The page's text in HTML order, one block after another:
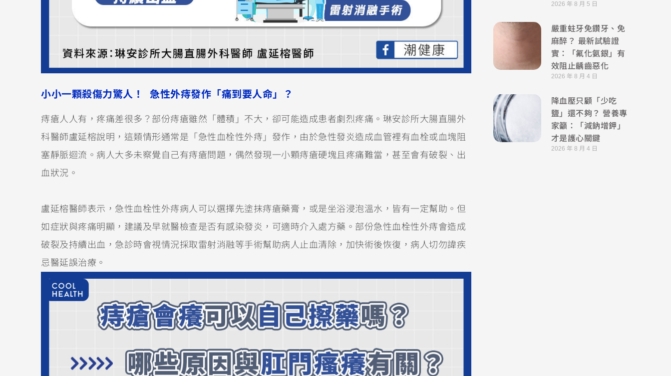
小小一顆殺傷力驚人！ 急性外痔發作「痛到要人命」？
痔瘡人人有，疼痛差很多？部份痔瘡雖然「體積」不大，卻可能造成患者劇烈疼痛。琳安診所大腸直腸外
科醫師盧延榕說明，這類情形通常是「急性血栓性外痔」發作，由於急性發炎造成血管裡有血栓或血塊阻
塞靜脈迴流。病人大多未察覺自己有痔瘡問題，偶然發現一小顆痔瘡硬塊且疼痛難當，甚至會有破裂、出
血狀況。
盧延榕醫師表示，急性血栓性外痔病人可以選擇先塗抹痔瘡藥膏，或是坐浴浸泡溫水，皆有一定幫助。但
如症狀與疼痛明顯，建議及早就醫檢查是否有感染發炎，可適時介入處方藥。部份急性血栓性外痔會造成
破裂及持續出血，急診時會視情況採取雷射消融等手術幫助病人止血清除，加快術後恢復，病人切勿諱疾
忌醫延誤治療。
2026 年 8 月 5 日
嚴重蛀牙免鑽牙、免
麻醉？ 最新試驗證
實：「氟化氨銀」有
效阻止齲齒惡化
2026 年 8 月 4 日
降血壓只顧「少吃
鹽」還不夠？ 營養專
家籲：「減鈉增鉀」
才是護心關鍵
2026 年 8 月 4 日